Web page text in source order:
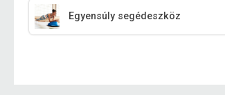
Egyensúly segédeszköz